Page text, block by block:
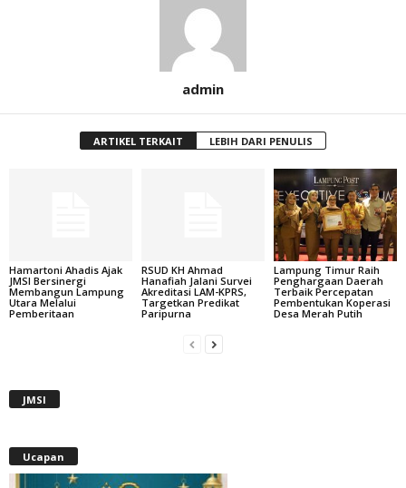
admin
ARTIKEL TERKAIT LEBIH DARI PENULIS
Hamartoni Ahadis Ajak
JMSI Bersinergi
Membangun Lampung
Utara Melalui
Pemberitaan
RSUD KH Ahmad
Hanafiah Jalani Survei
Akreditasi LAM-KPRS,
Targetkan Predikat
Paripurna
Lampung Timur Raih
Penghargaan Daerah
Terbaik Percepatan
Pembentukan Koperasi
Desa Merah Putih
JMSI
Ucapan